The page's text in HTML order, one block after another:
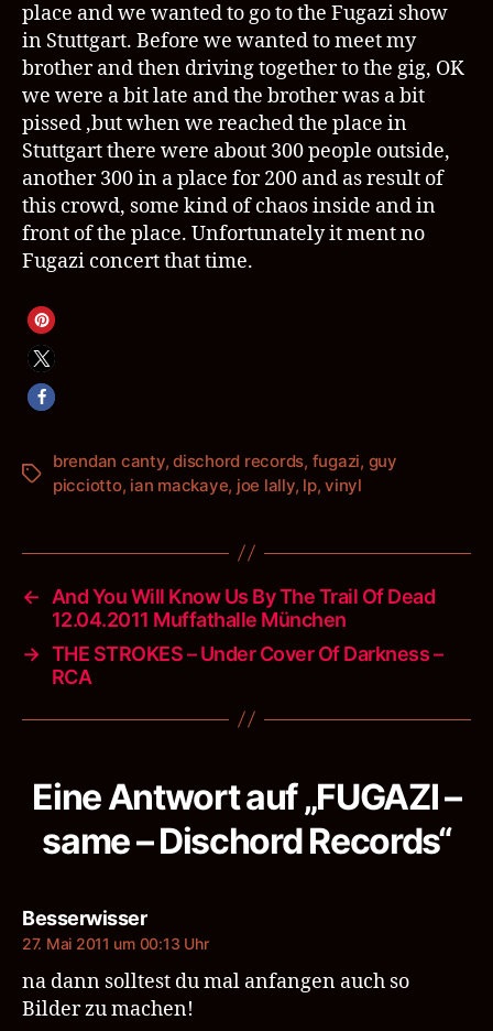
place and we wanted to go to the Fugazi show
in Stuttgart. Before we wanted to meet my
brother and then driving together to the gig, OK
we were a bit late and the brother was a bit
pissed ,but when we reached the place in
Stuttgart there were about 300 people outside,
another 300 in a place for 200 and as result of
this crowd, some kind of chaos inside and in
front of the place. Unfortunately it ment no
Fugazi concert that time.
Schlagwörter
brendan canty,dischord records, fugazi, guy
picciotto, ian mackaye, joe lally, lp,vinyl
←
And You Will Know Us By The Trail Of Dead
12.04.2011 Muffathalle München
→ THE STROKES – Under Cover Of Darkness –
RCA
Eine Antwort auf „FUGAZI –
same – Dischord Records“
Besserwissersagt:
27. Mai 2011 um 00:13 Uhr
na dann solltest du mal anfangen auch so
Bilder zu machen!